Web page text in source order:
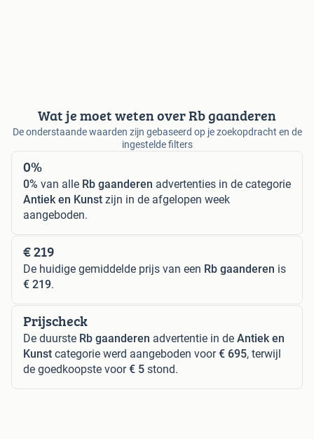
Wat je moet weten over Rb gaanderen
De onderstaande waarden zijn gebaseerd op je zoekopdracht en de
ingestelde filters
0%
0% van alle Rb gaanderen advertenties in de categorie
Antiek en Kunst zijn in de afgelopen week
aangeboden.
€ 219
De huidige gemiddelde prijs van een Rb gaanderen is
€ 219.
Prijscheck
De duurste Rb gaanderen advertentie in de Antiek en
Kunst categorie werd aangeboden voor€ 695, terwijl
de goedkoopste voor€ 5 stond.